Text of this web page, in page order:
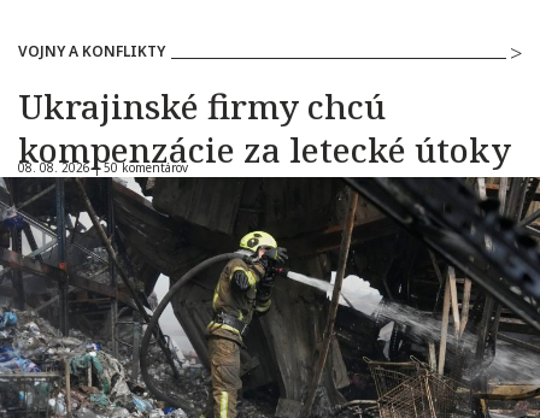
VOJNY A KONFLIKTY
Ukrajinské firmy chcú
kompenzácie za letecké útoky
08. 08. 2026 |50 komentárov